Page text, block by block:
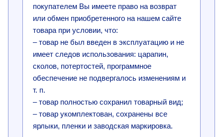
покупателем Вы имеете право на возврат
или обмен приобретенного на нашем сайте
товара при условии, что:
– товар не был введен в эксплуатацию и не
имеет следов использования: царапин,
сколов, потертостей, программное
обеспечение не подвергалось изменениям и
т. п.
– товар полностью сохранил товарный вид;
– товар укомплектован, сохранены все
ярлыки, пленки и заводская маркировка.